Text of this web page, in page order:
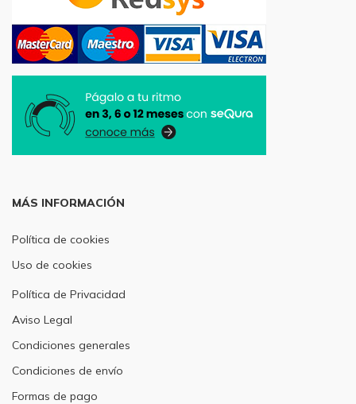
MÁS INFORMACIÓN
Política de cookies
Uso de cookies
Política de Privacidad
Aviso Legal
Condiciones generales
Condiciones de envío
Formas de pago